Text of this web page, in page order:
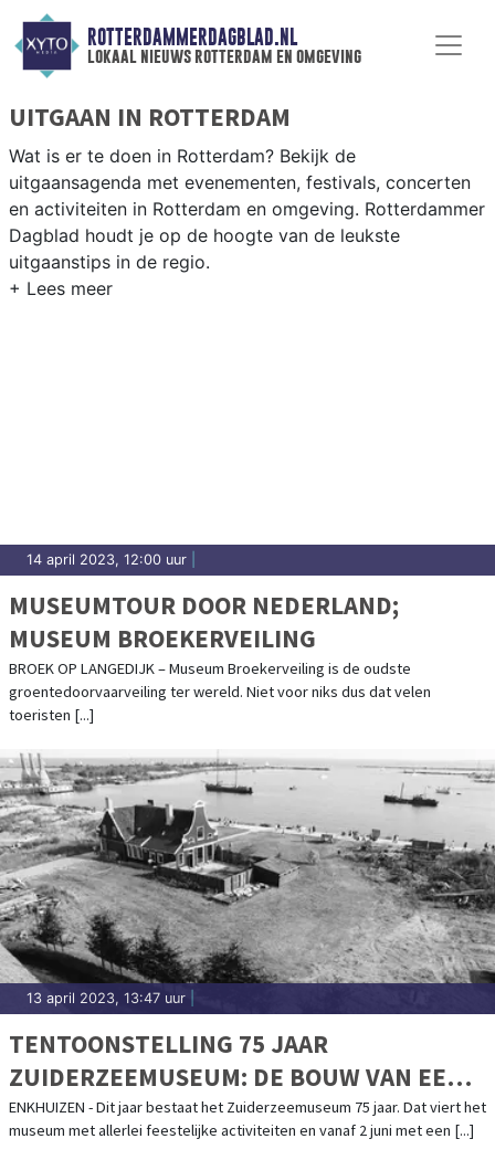
ROTTERDAMMERDAGBLAD.NL
lokaal nieuws rotterdam en omgeving
UITGAAN IN ROTTERDAM
Wat is er te doen in Rotterdam? Bekijk de
uitgaansagenda met evenementen, festivals, concerten
en activiteiten in Rotterdam en omgeving. Rotterdammer
Dagblad houdt je op de hoogte van de leukste
uitgaanstips in de regio.
14 april 2023, 12:00 uur
MUSEUMTOUR DOOR NEDERLAND;
MUSEUM BROEKERVEILING
BROEK OP LANGEDIJK – Museum Broekerveiling is de oudste
groentedoorvaarveiling ter wereld. Niet voor niks dus dat velen
toeristen [...]
13 april 2023, 13:47 uur
TENTOONSTELLING 75 JAAR
ZUIDERZEEMUSEUM: DE BOUW VAN EEN
BUITENGEWOON BIJZONDER
MUSEUMDORP
ENKHUIZEN - Dit jaar bestaat het Zuiderzeemuseum 75 jaar. Dat viert het
museum met allerlei feestelijke activiteiten en vanaf 2 juni met een [...]